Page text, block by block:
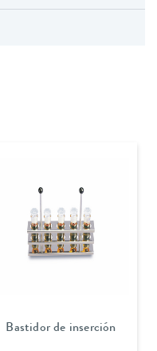
Bastidor de inserción